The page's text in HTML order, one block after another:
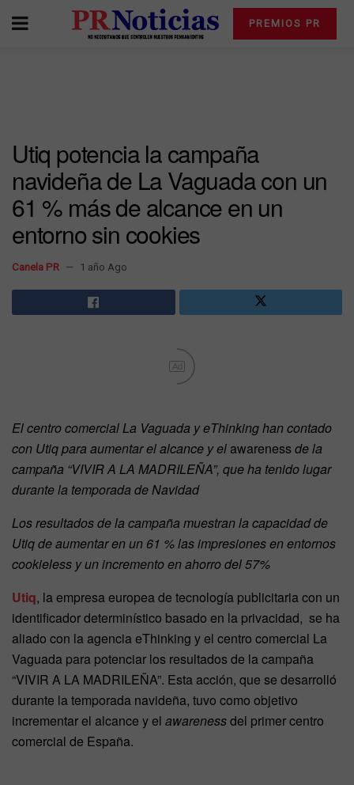
PREMIOS PR
Utiq potencia la campaña
navideña de La Vaguada con un
61 % más de alcance en un
entorno sin cookies
Canela PR 1 año Ago
Ad
El centro comercial La Vaguada y eThinking han contado
con Utiq para aumentar el alcance y elawarenessde la
campaña “VIVIR A LA MADRILEÑA”, que ha tenido lugar
durante la temporada de Navidad
Los resultados de la campaña muestran la capacidad de
Utiq de aumentar en un 61 % las impresiones en entornos
cookieless y un incremento en ahorro del 57%
Utiq, la empresa europea de tecnología publicitaria con un
identificador determinístico basado en la privacidad, se ha
aliado con la agencia eThinking y el centro comercial La
Vaguada para potenciar los resultados de la campaña
“VIVIR A LA MADRILEÑA”. Esta acción, que se desarrolló
durante la temporada navideña, tuvo como objetivo
incrementar el alcance y el awarenessdel primer centro
comercial de España.